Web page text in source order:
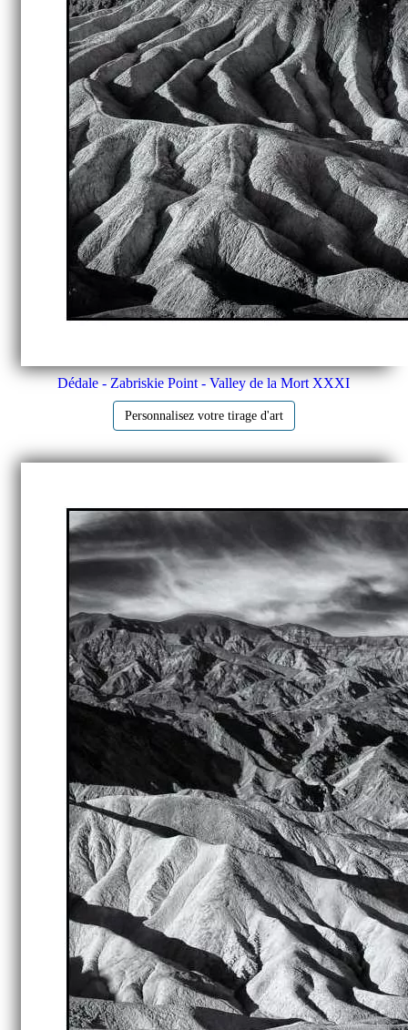
Dédale - Zabriskie Point - Valley de la Mort XXXI
Personnalisez votre tirage d'art